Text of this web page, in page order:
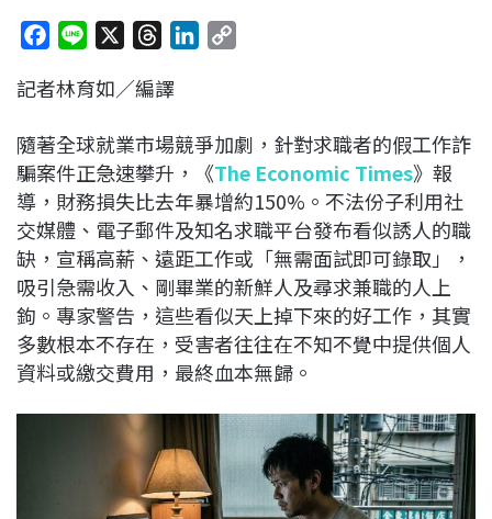
c
b
o
o
k
n
r
a
d
s
e
d
I
n
L
i
n
k
記者林育如／編譯
隨著全球就業市場競爭加劇，針對求職者的假工作詐
騙案件正急速攀升，《The Economic Times》報
導，財務損失比去年暴增約150%。不法份子利用社
交媒體、電子郵件及知名求職平台發布看似誘人的職
缺，宣稱高薪、遠距工作或「無需面試即可錄取」，
吸引急需收入、剛畢業的新鮮人及尋求兼職的人上
鉤。專家警告，這些看似天上掉下來的好工作，其實
多數根本不存在，受害者往往在不知不覺中提供個人
資料或繳交費用，最終血本無歸。